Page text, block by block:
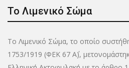
Το Λιμενικό Σώμα
Το Λιμενικό Σώμα, το οποίο
1753/1919 (ΦΕΚ 67 Α΄),